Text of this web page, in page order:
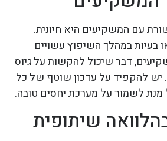
עם המשקיעים היא חיונית.
בעיות במהלך השיפוץ עשויים
דבר שיכול להקשות על גיוס
יש להקפיד על עדכון שוטף של כל
מנת לשמור על מערכת יחסים טובה.
שיתופית